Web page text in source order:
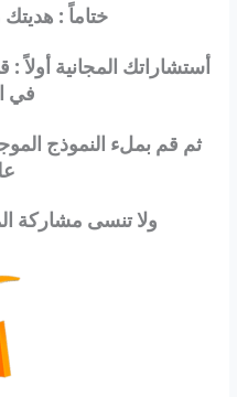
ختاماً :
أستشاراتك المجانية أولاً
في
ثم قم بملء النموذج
ولا تنسى مشاركة